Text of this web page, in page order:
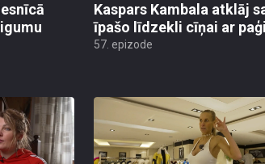
Kaspars Kambala atklāj
īpašo līdzekli cīņai ar
57. epizode